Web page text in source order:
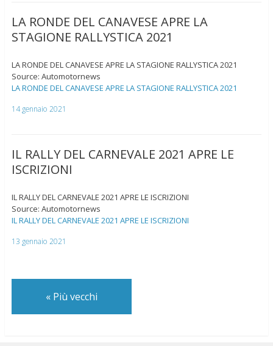
LA RONDE DEL CANAVESE APRE LA
STAGIONE RALLYSTICA 2021
LA RONDE DEL CANAVESE APRE LA STAGIONE RALLYSTICA 2021
Source: Automotornews
LA RONDE DEL CANAVESE APRE LA STAGIONE RALLYSTICA 2021
14 gennaio 2021
IL RALLY DEL CARNEVALE 2021 APRE LE
ISCRIZIONI
IL RALLY DEL CARNEVALE 2021 APRE LE ISCRIZIONI
Source: Automotornews
IL RALLY DEL CARNEVALE 2021 APRE LE ISCRIZIONI
13 gennaio 2021
«Più vecchi